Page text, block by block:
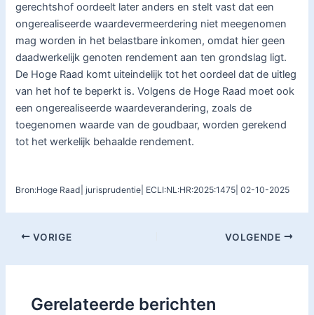
gerechtshof oordeelt later anders en stelt vast dat een
ongerealiseerde waardevermeerdering niet meegenomen
mag worden in het belastbare inkomen, omdat hier geen
daadwerkelijk genoten rendement aan ten grondslag ligt.
De Hoge Raad komt uiteindelijk tot het oordeel dat de uitleg
van het hof te beperkt is. Volgens de Hoge Raad moet ook
een ongerealiseerde waardeverandering, zoals de
toegenomen waarde van de goudbaar, worden gerekend
tot het werkelijk behaalde rendement.
Bron:Hoge Raad| jurisprudentie| ECLI:NL:HR:2025:1475| 02-10-2025
VORIGE VOLGENDE
Gerelateerde berichten